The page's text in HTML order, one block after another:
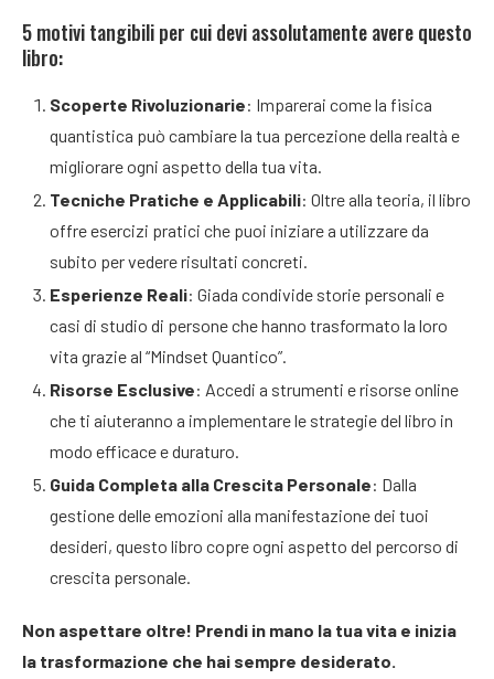
5 motivi tangibili per cui devi assolutamente avere questo
libro:
Scoperte Rivoluzionarie: Imparerai come la fisica
quantistica può cambiare la tua percezione della realtà e
migliorare ogni aspetto della tua vita.
Tecniche Pratiche e Applicabili: Oltre alla teoria, il libro
offre esercizi pratici che puoi iniziare a utilizzare da
subito per vedere risultati concreti.
Esperienze Reali: Giada condivide storie personali e
casi di studio di persone che hanno trasformato la loro
vita grazie al “Mindset Quantico”.
Risorse Esclusive: Accedi a strumenti e risorse online
che ti aiuteranno a implementare le strategie del libro in
modo efficace e duraturo.
Guida Completa alla Crescita Personale: Dalla
gestione delle emozioni alla manifestazione dei tuoi
desideri, questo libro copre ogni aspetto del percorso di
crescita personale.
Non aspettare oltre! Prendi in mano la tua vita e inizia
la trasformazione che hai sempre desiderato.